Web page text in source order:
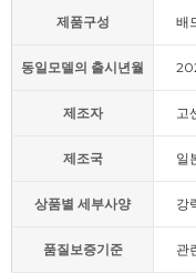
제품구성 배
동일모델의 출시년월
제조자 고
제조국 일
상품별 세부사양 강
품질보증기준 관